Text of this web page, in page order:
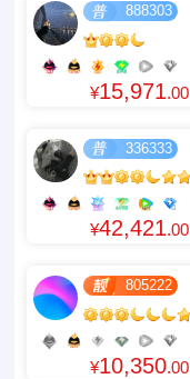
888303
¥15,971.00
336333
¥42,421.00
805222
¥10,350.00